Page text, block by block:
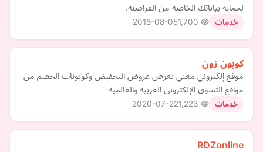
لحماية بياناتك الخاصة من القراصنة.
خدمات 2018-08-05
كوبون زون
موقع إلكتروني معني بعرض عروض التخفيض وكوبونات الخصم من
مواقع التسوق الإلكتروني العربيه والعالمية
خدمات 2020-07-22
RDZonline